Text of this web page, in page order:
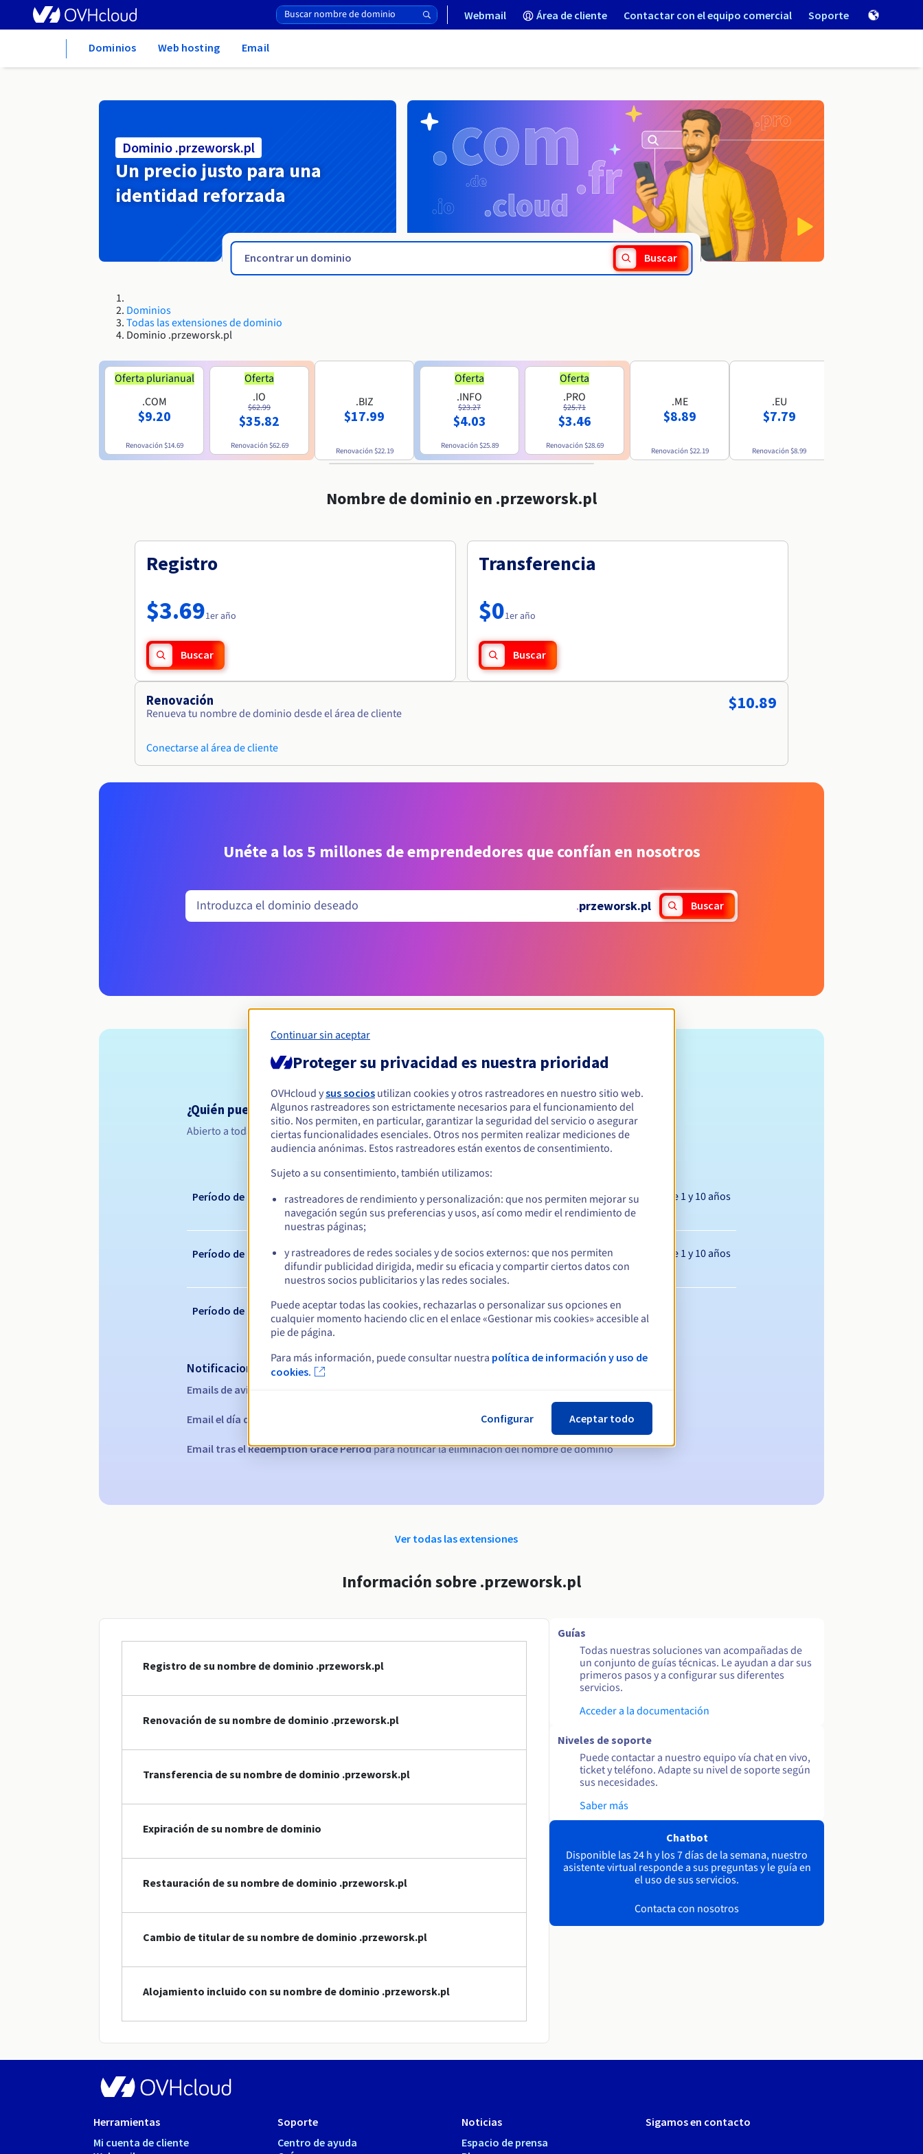
Webmail Área de cliente Contactar con el equipo comercial Soporte
Dominios Web hosting Email
Dominio .przeworsk.pl
Un precio justo para una
identidad reforzada
Buscar
Dominios
Todas las extensiones de dominio
Dominio .przeworsk.pl
Oferta plurianual
.COM
$9.20
Renovación$14.69
Oferta
.IO
$62.99
$35.82
Renovación$62.69
.BIZ
$17.99
Renovación$22.19
Oferta
.INFO
$23.27
$4.03
Renovación$25.89
Oferta
.PRO
$25.71
$3.46
Renovación$28.69
.ME
$8.89
Renovación$22.19
.EU
$7.79
Renovación$8.99
Nombre de dominio en .przeworsk.pl
Registro
$3.691er año
Buscar
Transferencia
$01er año
Buscar
Renovación
Renueva tu nombre de dominio desde el área de cliente
Conectarse al área de cliente
$10.89
Unéte a los 5 millones de emprendedores que confían en nosotros
.przeworsk.pl Buscar
Condiciones de elegibilidad
¿Quién puede registrar un .przeworsk.pl?
Abierto a todas las personas físicas o jurídicas, sin restricción geográfica.
Período de registro Entre 1 y 10 años
Período de renovación Entre 1 y 10 años
Período de redención
Notificaciones automáticas:
Emails de aviso:
Email el día del vencimiento para notificar la suspensión del nombre de dominio
Email tras el Redemption Grace Periodpara notificar la eliminación del nombre de dominio
Ver todas las extensiones
Información sobre .przeworsk.pl
Registro de su nombre de dominio .przeworsk.pl
Renovación de su nombre de dominio .przeworsk.pl
Transferencia de su nombre de dominio .przeworsk.pl
Expiración de su nombre de dominio
Restauración de su nombre de dominio .przeworsk.pl
Cambio de titular de su nombre de dominio .przeworsk.pl
Alojamiento incluido con su nombre de dominio .przeworsk.pl
Guías
Todas nuestras soluciones van acompañadas de
un conjunto de guías técnicas. Le ayudan a dar sus
primeros pasos y a configurar sus diferentes
servicios.
Acceder a la documentación
Niveles de soporte
Puede contactar a nuestro equipo vía chat en vivo,
ticket y teléfono. Adapte su nivel de soporte según
sus necesidades.
Saber más
Chatbot
Disponible las 24 h y los 7 días de la semana, nuestro
asistente virtual responde a sus preguntas y le guía en
el uso de sus servicios.
Contacta con nosotros
Herramientas
Mi cuenta de cliente
Soporte
Centro de ayuda
Noticias
Espacio de prensa
Sigamos en contacto
Continuar sin aceptar
Proteger su privacidad es nuestra prioridad
OVHcloud ysus socios utilizan cookies y otros rastreadores en nuestro sitio web.
Algunos rastreadores son estrictamente necesarios para el funcionamiento del
sitio. Nos permiten, en particular, garantizar la seguridad del servicio o asegurar
ciertas funcionalidades esenciales. Otros nos permiten realizar mediciones de
audiencia anónimas. Estos rastreadores están exentos de consentimiento.
Sujeto a su consentimiento, también utilizamos:
rastreadores de rendimiento y personalización: que nos permiten mejorar su
navegación según sus preferencias y usos, así como medir el rendimiento de
nuestras páginas;
y rastreadores de redes sociales y de socios externos: que nos permiten
difundir publicidad dirigida, medir su eficacia y compartir ciertos datos con
nuestros socios publicitarios y las redes sociales.
Puede aceptar todas las cookies, rechazarlas o personalizar sus opciones en
cualquier momento haciendo clic en el enlace «Gestionar mis cookies» accesible al
pie de página.
Para más información, puede consultar nuestra política de información y uso de
cookies.
Configurar Aceptar todo